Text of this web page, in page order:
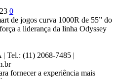
0
de jogos curva 1000R de 55” do
a liderança da linha Odyssey
(11) 2068-7485 |
fornecer a experiência mais